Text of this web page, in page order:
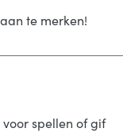
te merken!
spellen of gif